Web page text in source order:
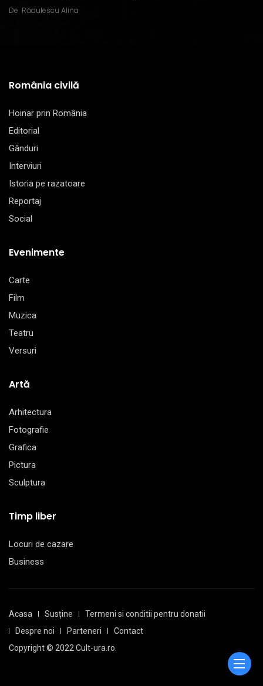
De Rădulescu Alina
România civilă
Hoinar prin România
Editorial
Gânduri
Interviuri
Istoria pe razatoare
Reportaj
Social
Evenimente
Carte
Film
Muzica
Teatru
Versuri
Artă
Arhitectura
Fotografie
Grafica
Pictura
Sculptura
Timp liber
Locuri de cazare
Business
Acasa Susține
Termeni si conditii pentru donatii
Despre noi
Parteneri
Contact
Copyright © 2022 Cult-ura.ro.